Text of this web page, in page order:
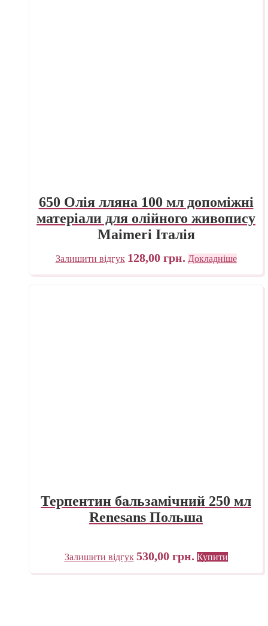
650 Олія лляна 100 мл допоміжні
матеріали для олійного живопису
Maimeri Італія
Залишити відгук 128,00 грн. Докладніше
Терпентин бальзамічний 250 мл
Renesans Польша
Залишити відгук 530,00 грн. Купити